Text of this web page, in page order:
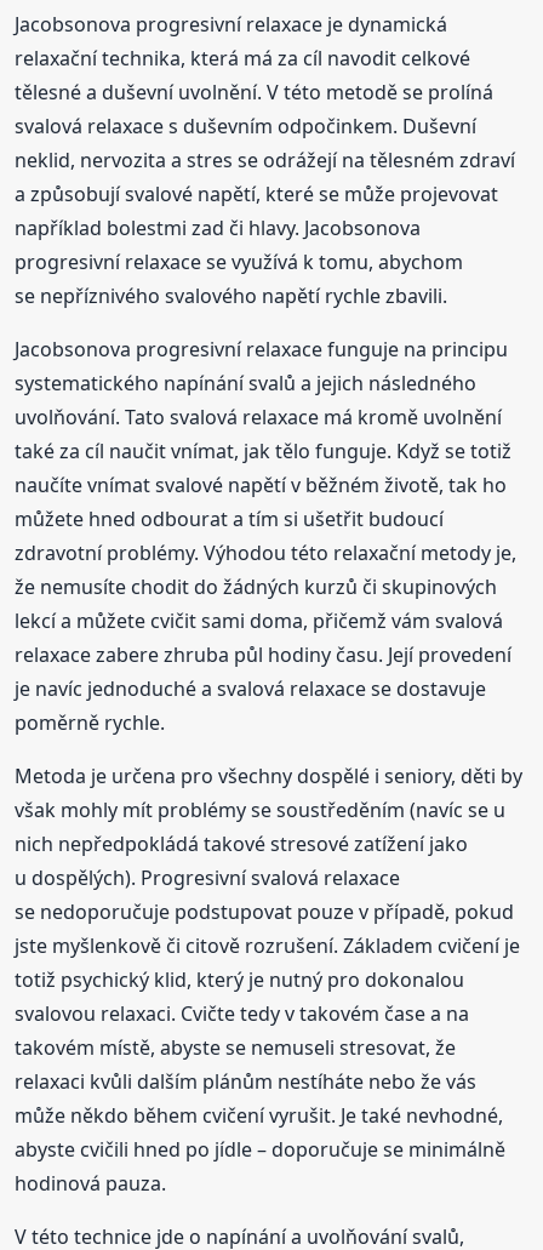
Jacobsonova progresivní relaxace je dynamická
relaxační technika, která má za cíl navodit celkové
tělesné a duševní uvolnění. V této metodě se prolíná
svalová relaxace s duševním odpočinkem. Duševní
neklid, nervozita a stres se odrážejí na tělesném zdraví
a způsobují svalové napětí, které se může projevovat
například bolestmi zad či hlavy. Jacobsonova
progresivní relaxace se využívá k tomu, abychom
se nepříznivého svalového napětí rychle zbavili.
Jacobsonova progresivní relaxace funguje na principu
systematického napínání svalů a jejich následného
uvolňování. Tato svalová relaxace má kromě uvolnění
také za cíl naučit vnímat, jak tělo funguje. Když se totiž
naučíte vnímat svalové napětí v běžném životě, tak ho
můžete hned odbourat a tím si ušetřit budoucí
zdravotní problémy. Výhodou této relaxační metody je,
že nemusíte chodit do žádných kurzů či skupinových
lekcí a můžete cvičit sami doma, přičemž vám svalová
relaxace zabere zhruba půl hodiny času. Její provedení
je navíc jednoduché a svalová relaxace se dostavuje
poměrně rychle.
Metoda je určena pro všechny dospělé i seniory, děti by
však mohly mít problémy se soustředěním (navíc se u
nich nepředpokládá takové stresové zatížení jako
u dospělých). Progresivní svalová relaxace
se nedoporučuje podstupovat pouze v případě, pokud
jste myšlenkově či citově rozrušení. Základem cvičení je
totiž psychický klid, který je nutný pro dokonalou
svalovou relaxaci. Cvičte tedy v takovém čase a na
takovém místě, abyste se nemuseli stresovat, že
relaxaci kvůli dalším plánům nestíháte nebo že vás
může někdo během cvičení vyrušit. Je také nevhodné,
abyste cvičili hned po jídle – doporučuje se minimálně
hodinová pauza.
V této technice jde o napínání a uvolňování svalů,